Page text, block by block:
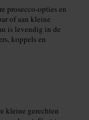
prosecco-opties en
of aan kleine
is levendig in de
koppels en
kleine gerechten